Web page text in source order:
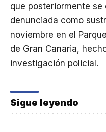
que posteriormente
denunciada como
noviembre en el
de Gran Canaria,
investigación policial.
Sigue leyendo